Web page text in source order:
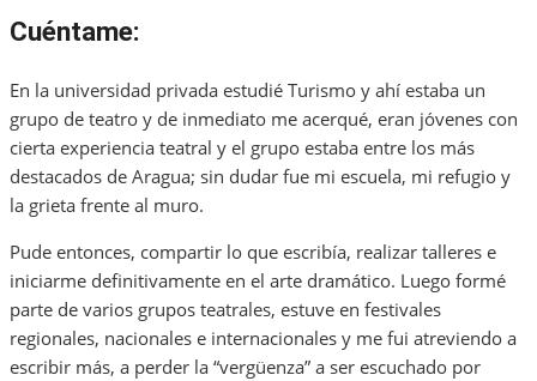
Cuéntame:
En la universidad privada estudié Turismo y ahí estaba un
grupo de teatro y de inmediato me acerqué, eran jóvenes con
cierta experiencia teatral y el grupo estaba entre los más
destacados de Aragua; sin dudar fue mi escuela, mi refugio y
la grieta frente al muro.
Pude entonces, compartir lo que escribía, realizar talleres e
iniciarme definitivamente en el arte dramático. Luego formé
parte de varios grupos teatrales, estuve en festivales
regionales, nacionales e internacionales y me fui atreviendo a
escribir más, a perder la “vergüenza” a ser escuchado por